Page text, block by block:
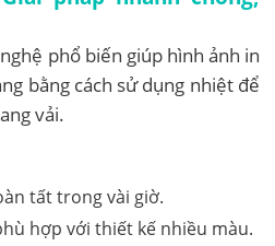
phổ biến giúp hình ảnh in
bằng cách sử dụng nhiệt để
vải.
tất trong vài giờ.
hợp với thiết kế nhiều màu.